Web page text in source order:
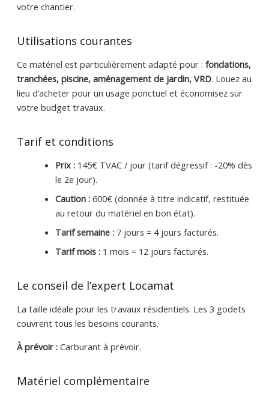
votre chantier.
Utilisations courantes
Ce matériel est particulièrement adapté pour : fondations,
tranchées, piscine, aménagement de jardin, VRD. Louez au
lieu d’acheter pour un usage ponctuel et économisez sur
votre budget travaux.
Tarif et conditions
Prix :145€ TVAC / jour (tarif dégressif : -20% dès
le 2e jour).
Caution :600€ (donnée à titre indicatif, restituée
au retour du matériel en bon état).
Tarif semaine :7 jours = 4 jours facturés.
Tarif mois :1 mois = 12 jours facturés.
Le conseil de l’expert Locamat
La taille idéale pour les travaux résidentiels. Les 3 godets
couvrent tous les besoins courants.
À prévoir :Carburant à prévoir.
Matériel complémentaire